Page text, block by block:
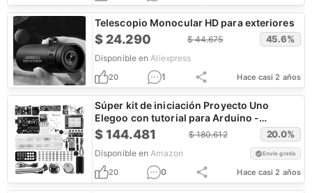
Telescopio Monocular HD para exteriores
$ 24.290 $44.675 45.6%
Disponible en Aliexpress
20 1 Hace casi 2 años
Súper kit de iniciación Proyecto Uno
Elegoo con tutorial para Arduino -
¡CUPÓN!
$144.481 $180.612 20.0%
Disponible en Amazon Envío gratis
20 0 Hace casi 2 años